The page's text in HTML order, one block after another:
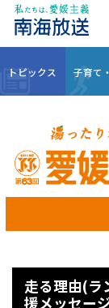
トピックス 子育て
走る理由(ラ
援メッセー